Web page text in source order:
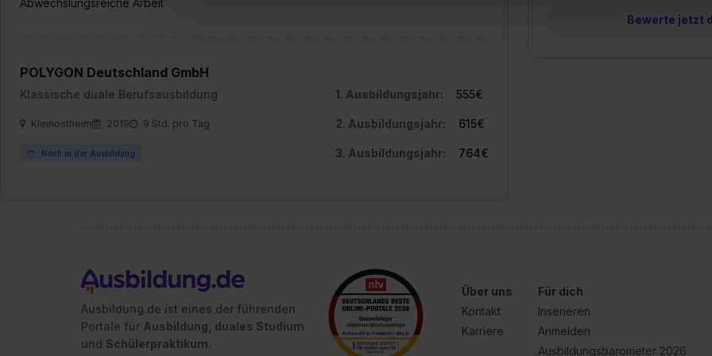
Einwilligung zur Platzierung von Cookies der Kategorien „Präferenzen“, „Statistiken“ und
verfügen über kein angemessenes Datenschutzniveau (EuGH – Schrems II). Du kannst die
„Datenschutz-Einstellungen“ widerrufen. Weitere Informationen zu den einzelnen Cookies
„Details zeigen“. Weitere Informationen:Datenschutzerklärung
Abwechslungsreiche Arbeit
POLYGON Deutschland GmbH
Klassische duale Berufsausbildung
Kleinostheim 2019 9 Std. pro Tag
Noch in der Ausbildung
1. Ausbildungsjahr: 555€
2. Ausbildungsjahr: 615€
3. Ausbildungsjahr: 764€
Bewerte jetzt
Ausbildung.de ist eines der führenden
Portale für Ausbildung, duales Studium
und Schülerpraktikum.
Über uns
Kontakt
Karriere
Für dich
Inserieren
Anmelden
Ausbildungsbarometer 2026